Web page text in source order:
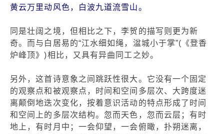
黄云万里动风色，白波九道流雪山。
同是壮阔之境，但相比之下，李贺的描写则更为新
奇。而与白居易的“江水细如绳，湓城小于掌”(《登香
炉峰顶》)相比，又具有异曲同工之妙。
另外，这首诗意象之间跳跃性很大。它没有一个固定
的观察点和被观察点，时间和空间多层次、大跨度迷
离颠倒地迭次变化，按着意识活动的特点形成了时间
和空间上的多层次结构。忽而天色，忽而云层；有时
地上，有时月中；一会仰望，一会俯瞰，扑朔迷离，